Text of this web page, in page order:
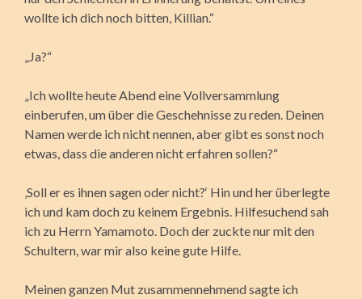
wollte ich dich noch bitten, Killian.“
„Ja?“
„Ich wollte heute Abend eine Vollversammlung
einberufen, um über die Geschehnisse zu reden. Deinen
Namen werde ich nicht nennen, aber gibt es sonst noch
etwas, dass die anderen nicht erfahren sollen?“
‚Soll er es ihnen sagen oder nicht?‘ Hin und her überlegte
ich und kam doch zu keinem Ergebnis. Hilfesuchend sah
ich zu Herrn Yamamoto. Doch der zuckte nur mit den
Schultern, war mir also keine gute Hilfe.
Meinen ganzen Mut zusammennehmend sagte ich